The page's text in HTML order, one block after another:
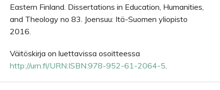
Eastern Finland. Dissertations in Education, Humanities,
and Theology no 83. Joensuu: Itä-Suomen yliopisto
2016.
Väitöskirja on luettavissa osoitteessa
http://urn.fi/URN:ISBN:978-952-61-2064-5.